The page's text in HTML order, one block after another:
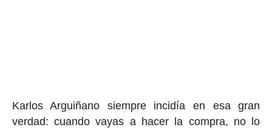
Karlos Arguiñano siempre incidía en esa gran
verdad: cuando vayas a hacer la compra, no lo